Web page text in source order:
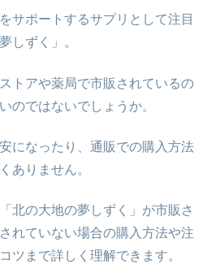
サポートするサプリとして注目
しずく」。
トアや薬局で市販されているの
のではないでしょうか。
になったり、通販での購入方法
ありません。
北の大地の夢しずく」が市販さ
れていない場合の購入方法や注
ツまで詳しく理解できます。